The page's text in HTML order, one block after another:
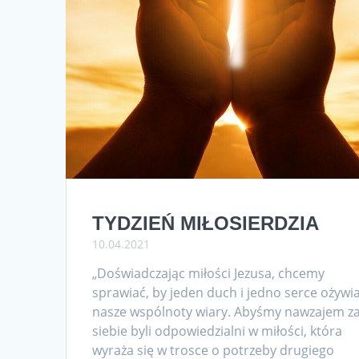
TYDZIEŃ MIŁOSIERDZIA
10.04.2021
„Doświadczając miłości Jezusa, chcemy
sprawiać, by jeden duch i jedno serce
nasze wspólnoty wiary. Abyśmy nawzajem
siebie byli odpowiedzialni w miłości, która
wyraża się w trosce o potrzeby drugiego